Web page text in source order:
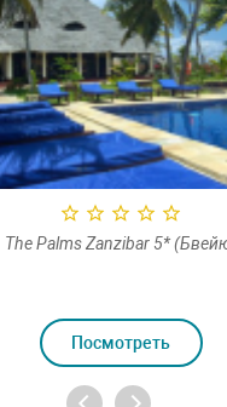
The Palms Zanzibar 5* (Бвейю)
Посмотреть